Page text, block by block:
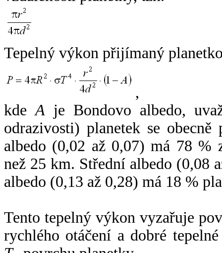
Tepelný výkon přijímaný
,
kdeA je Bondovo albedo,
odrazivosti) planetek se
albedo (0,02 až 0,07) má 78 %
než 25 km. Střední albedo (0,08
albedo (0,13 až 0,28) má 18 %
Tento tepelný výkon vyzařuje
rychlého otáčení a dobré